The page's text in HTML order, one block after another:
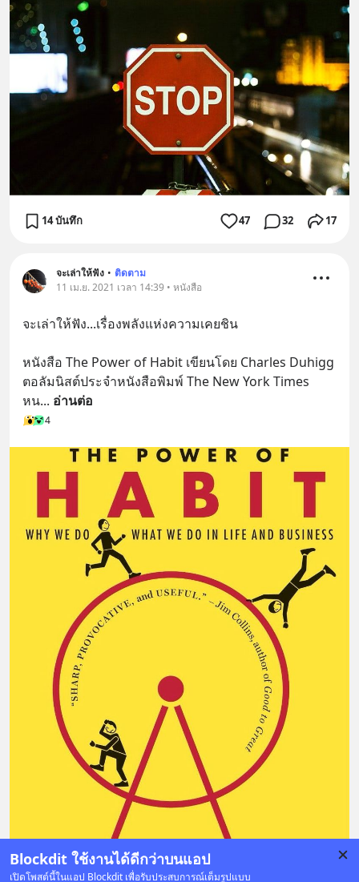
Blockdit ใช้งานได้ดีกว่าบนแอป
เปิดโพสต์นี้ในแอป Blockdit เพื่อรับประสบการณ์เต็มรูปแบบ
14 บันทึก 47 32 17
จะเล่าให้ฟัง • ติดตาม
11 เม.ย. 2021 เวลา 14:39 • หนังสือ
จะเล่าให้ฟัง...เรื่องพลังแห่งความเคยชิน
หนังสือ The Power of Habit เขียนโดย Charles Duhigg
ตอลัมนิสต์ประจำหนังสือพิมพ์ The New York Times
หน... อ่านต่อ
4